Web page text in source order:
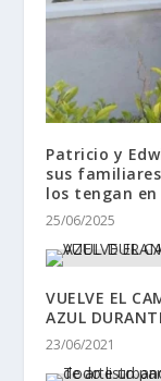
Patricio y
sus
los tengan
25/06/2025
VUELVE EL
AZUL
23/06/2021